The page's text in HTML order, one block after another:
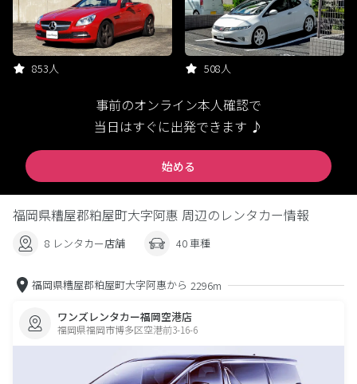
853人 508人
事前のオンライン本人確認で
当日はすぐに出発できます ♪
始める
福岡県糟屋郡粕屋町大字阿惠 周辺のレンタカー情報
8 レンタカー店舗 40 車種
福岡県糟屋郡粕屋町大字阿惠から 2296m
ワンズレンタカー福岡空港店
福岡県福岡市博多区空港前3-16-6